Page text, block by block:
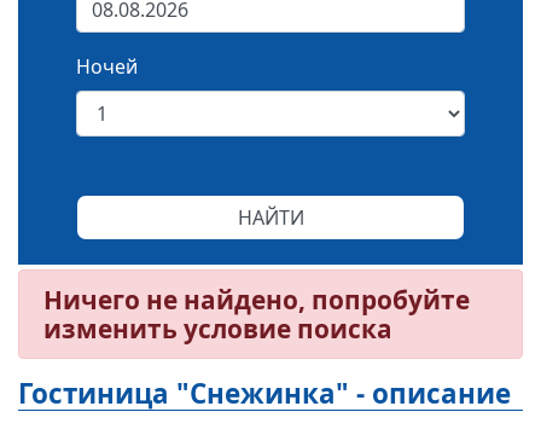
Ночей
Ничего не найдено, попробуйте
изменить условие поиска
Гостиница "Снежинка" - описание